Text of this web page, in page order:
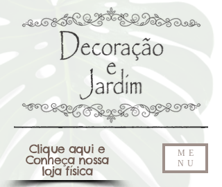
Clique aqui e
Conheça nossa
loja física
ME
NU